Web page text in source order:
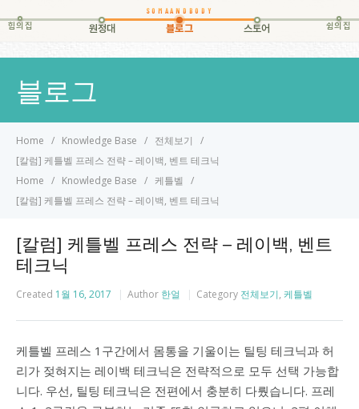
힘의집 원정대 블로그 스토어 쉼의집
블로그
Home Knowledge Base
전체보기
[칼럼] 케틀벨 프레스 전략 – 레이백, 벤트 테크닉
Home
Knowledge Base
케틀벨
[칼럼] 케틀벨 프레스 전략 – 레이백, 벤트 테크닉
[칼럼] 케틀벨 프레스 전략 – 레이백, 벤트
테크닉
Created 1월 16, 2017 Author 한얼 Category 전체보기, 케틀벨
케틀벨 프레스 1구간에서 몸통을 기울이는 틸팅 테크닉과 허
리가 젖혀지는 레이백 테크닉은 전략적으로 모두 선택 가능합
니다. 우선, 틸팅 테크닉은 전편에서 충분히 다뤘습니다. 프레